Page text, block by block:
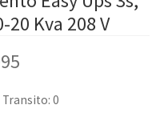
20 Kva 208 V
Transito: 0